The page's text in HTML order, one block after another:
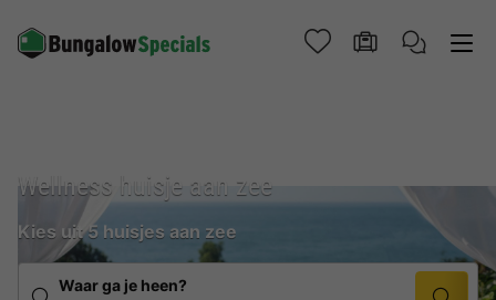
Wellness huisje aan zee
Kies uit 5 huisjes aan zee
Waar ga je heen?